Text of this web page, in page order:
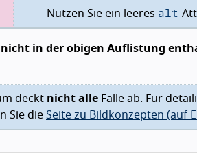
Nutzen Sie ein leeres alt-
nicht in der obigen Auflistung
deckt nicht alle Fälle ab. Für
Sie die Seite zu Bildkonzepten (auf